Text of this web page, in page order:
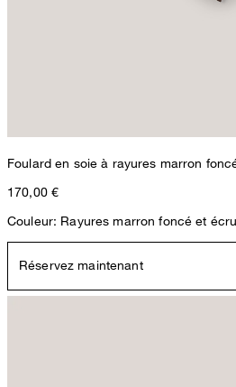
Foulard en soie à rayures marron
170,00 €
Couleur: Rayures marron foncé et écru
Réservez maintenant